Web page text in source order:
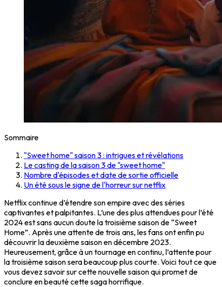
Sommaire
"Sweet home" saison 3 : intrigues et révélations
Le casting de la saison 3 de "sweet home"
Nombre d'épisodes et date de sortie officielle
Un été sous le signe de l'horreur sur netflix
Netflix continue d’étendre son empire avec des séries
captivantes et palpitantes. L’une des plus attendues pour l’été
2024 est sans aucun doute la troisième saison de “Sweet
Home”. Après une attente de trois ans, les fans ont enfin pu
découvrir la deuxième saison en décembre 2023.
Heureusement, grâce à un tournage en continu, l’attente pour
la troisième saison sera beaucoup plus courte. Voici tout ce que
vous devez savoir sur cette nouvelle saison qui promet de
conclure en beauté cette saga horrifique.